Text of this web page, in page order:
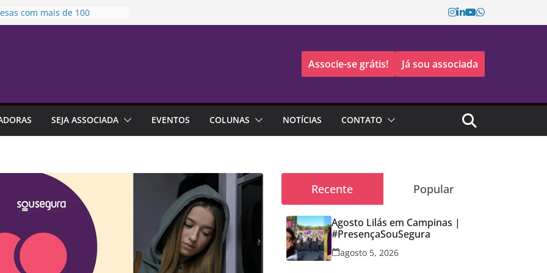
com mais de 100
devem atualizar
bilhões no varejo brasileiro
estão trocando mais de
Associe-se grátis! Já sou associada
SEJA ASSOCIADA EVENTOS COLUNAS NOTÍCIAS CONTATO
Recente Popular
Agosto Lilás em Campinas |
#PresençaSouSegura
agosto 5, 2026